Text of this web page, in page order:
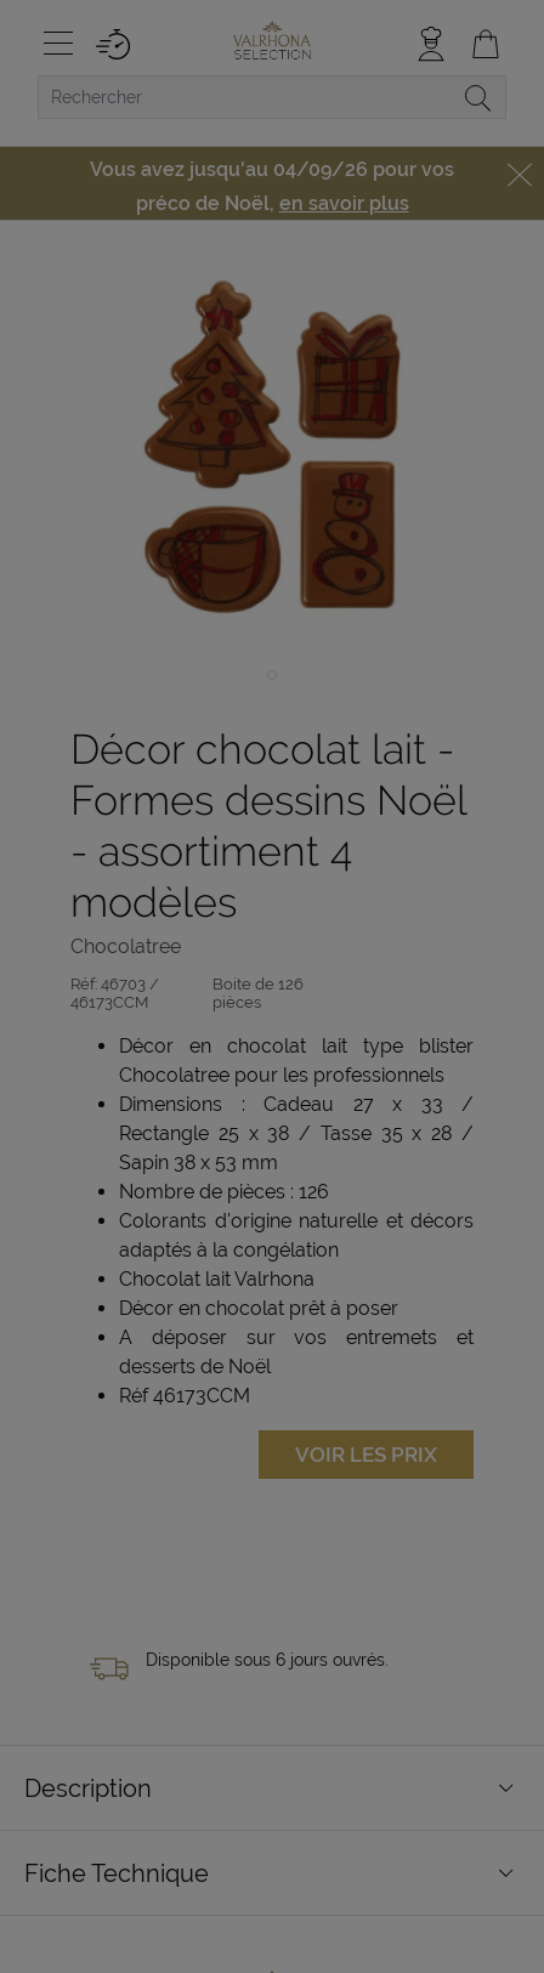
Vous avez jusqu'au 04/09/26 pour vos
préco de Noël, en savoir plus
Décor chocolat lait -
Formes dessins Noël
- assortiment 4
modèles
Chocolatree
Réf: 46703 /
46173CCM
Boite de 126
pièces
Décor en chocolat lait type blister
Chocolatree pour les professionnels
Dimensions : Cadeau 27 x 33 /
Rectangle 25 x 38 / Tasse 35 x 28 /
Sapin 38 x 53 mm
Nombre de pièces : 126
Colorants d'origine naturelle et décors
adaptés à la congélation
Chocolat lait Valrhona
Décor en chocolat prêt à poser
A déposer sur vos entremets et
desserts de Noël
Réf 46173CCM
VOIR LES PRIX
Disponible sous 6 jours ouvrés.
Description
Fiche Technique